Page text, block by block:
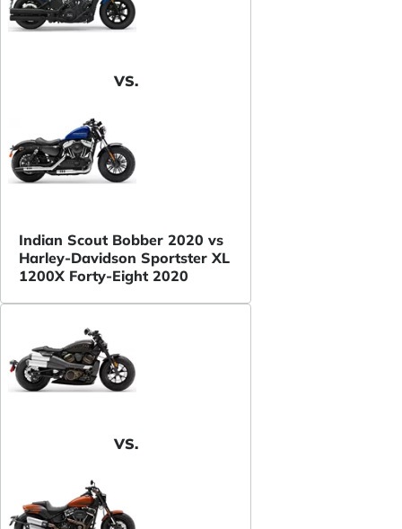
VS.
Indian Scout Bobber 2020 vs
Harley-Davidson Sportster XL
1200X Forty-Eight 2020
VS.